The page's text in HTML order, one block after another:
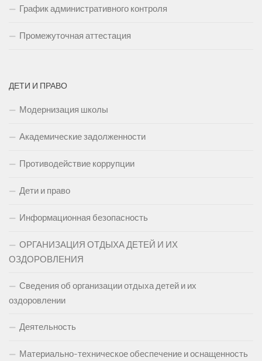
График административного контроля
Промежуточная аттестация
ДЕТИ И ПРАВО
Модернизация школы
Академические задолженности
Противодействие коррупции
Дети и право
Информационная безопасность
ОРГАНИЗАЦИЯ ОТДЫХА ДЕТЕЙ И ИХ
ОЗДОРОВЛЕНИЯ
Сведения об организации отдыха детей и их
оздоровлении
Деятельность
Материально-техническое обеспечение и оснащенность